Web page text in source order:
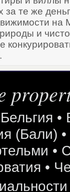
за те же
на
и
Бельгия •
(Бали) •
•
•